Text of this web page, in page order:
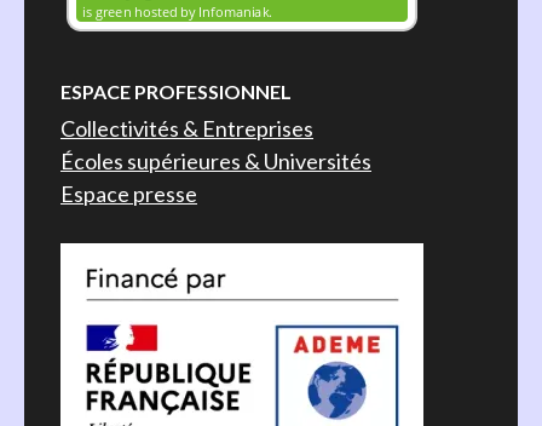
ESPACE PROFESSIONNEL
Collectivités & Entreprises
Écoles supérieures & Universités
Espace presse